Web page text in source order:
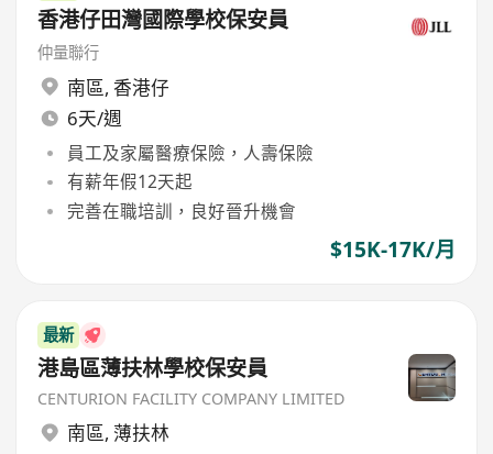
香港仔田灣國際學校保安員
仲量聯行
南區, 香港仔
6天/週
員工及家屬醫療保險，人壽保險
有薪年假12天起
完善在職培訓，良好晉升機會
$15K-17K/月
最新
港島區薄扶林學校保安員
CENTURION FACILITY COMPANY LIMITED
南區, 薄扶林